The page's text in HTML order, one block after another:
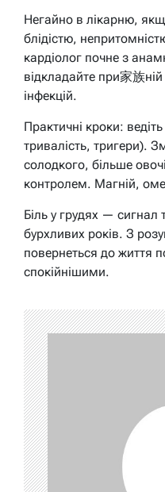
Негайно в лікарню,
блідістю,
кардіолог почне з
відкладайте при家族ній
інфекцій.
Практичні кроки:
тривалість, тригери).
солодкого, більше
контролем. Магній,
Біль у грудях — сигнал
бурхливих років. З
повернеться до життя
спокійнішими.